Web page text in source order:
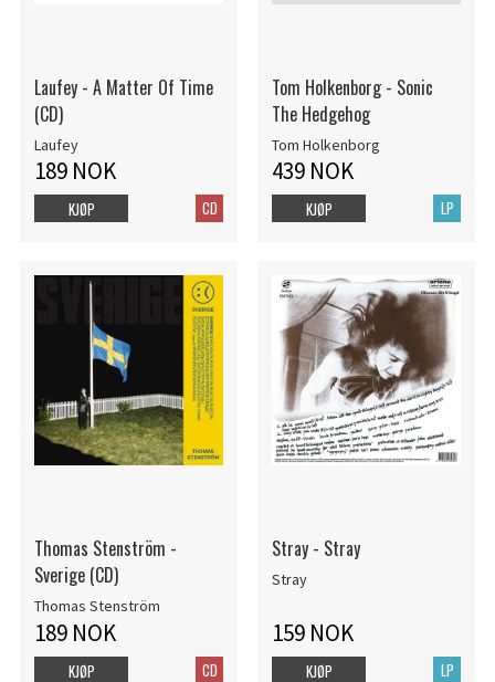
Laufey - A Matter Of Time
(CD)
Laufey
189 NOK
CD
KJØP
Tom Holkenborg - Sonic
The Hedgehog
Tom Holkenborg
439 NOK
LP
KJØP
Thomas Stenström -
Sverige (CD)
Thomas Stenström
189 NOK
CD
KJØP
Stray - Stray
Stray
159 NOK
LP
KJØP